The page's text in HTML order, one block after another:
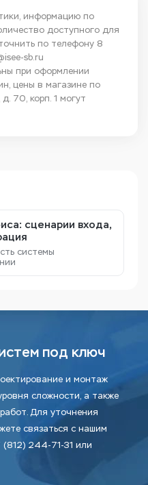
информацию по
доступного для
по телефону 8
sb.ru
при оформлении
цены в магазине по
70, корп. 1 могут
сценарии входа,
системы
под ключ
и монтаж
сложности, а также
Для уточнения
связаться с нашим
244-71-31 или